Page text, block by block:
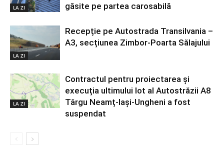
LA ZI
găsite pe partea carosabilă
LA ZI
Recepție pe Autostrada Transilvania –
A3, secțiunea Zimbor-Poarta Sălajului
LA ZI
Contractul pentru proiectarea și
execuția ultimului lot al Autostrăzii A8
Târgu Neamț-Iași-Ungheni a fost
suspendat